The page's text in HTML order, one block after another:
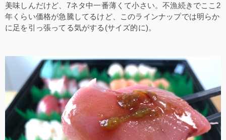
美味しんだけど、7ネタ中一番薄くて小さい。不漁続きでここ2
年くらい価格が急騰してるけど、このラインナップでは明らか
に足を引っ張ってる気がする(サイズ的に)。